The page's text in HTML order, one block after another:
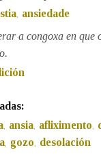
PORTAL DAS
, ansiedade
a congoxa en que
, ansia, afliximento,
, gozo, desolación